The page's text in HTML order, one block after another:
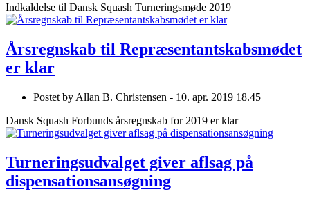
Indkaldelse til Dansk Squash Turneringsmøde 2019
Årsregnskab til Repræsentantskabsmødet
er klar
Postet by Allan B. Christensen - 10. apr. 2019 18.45
Dansk Squash Forbunds årsregnskab for 2019 er klar
Turneringsudvalget giver aflsag på
dispensationsansøgning